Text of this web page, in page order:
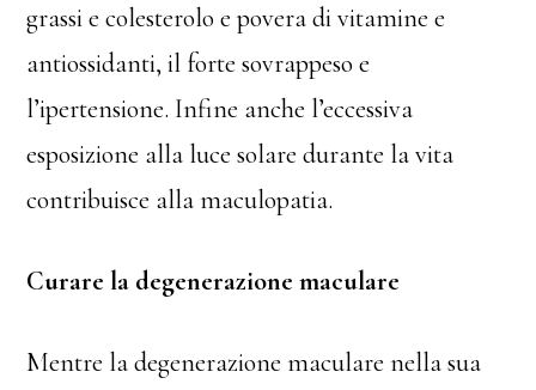
grassi e colesterolo e povera di vitamine e
antiossidanti, il forte sovrappeso e
l’ipertensione. Infine anche l’eccessiva
esposizione alla luce solare durante la vita
contribuisce alla maculopatia.
Curare la degenerazione maculare
Mentre la degenerazione maculare nella sua